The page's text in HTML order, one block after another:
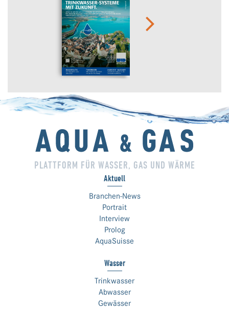
PLATTFORM FÜR WASSER, GAS UND WÄRME
Aktuell
Branchen-News
Portrait
Interview
Prolog
AquaSuisse
Wasser
Trinkwasser
Abwasser
Gewässer